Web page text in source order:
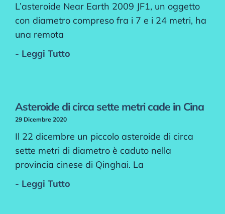
L’asteroide Near Earth 2009 JF1, un oggetto
con diametro compreso fra i 7 e i 24 metri, ha
una remota
- Leggi Tutto
Asteroide di circa sette metri cade in Cina
29 Dicembre 2020
Il 22 dicembre un piccolo asteroide di circa
sette metri di diametro è caduto nella
provincia cinese di Qinghai. La
- Leggi Tutto